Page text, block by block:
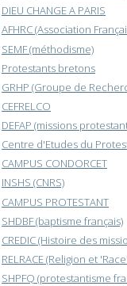
DIEU CHANGE A PARIS
AFHRC (Association
SEMF (méthodisme)
Protestants bretons
GRHP (Groupe de
CEFRELCO
DEFAP (missions
Centre d'Etudes du
CAMPUS CONDORCET
INSHS (CNRS)
CAMPUS PROTESTANT
SHDBF (baptisme français)
CREDIC (Histoire des
RELRACE (Religion et
SHPFQ (protestantisme